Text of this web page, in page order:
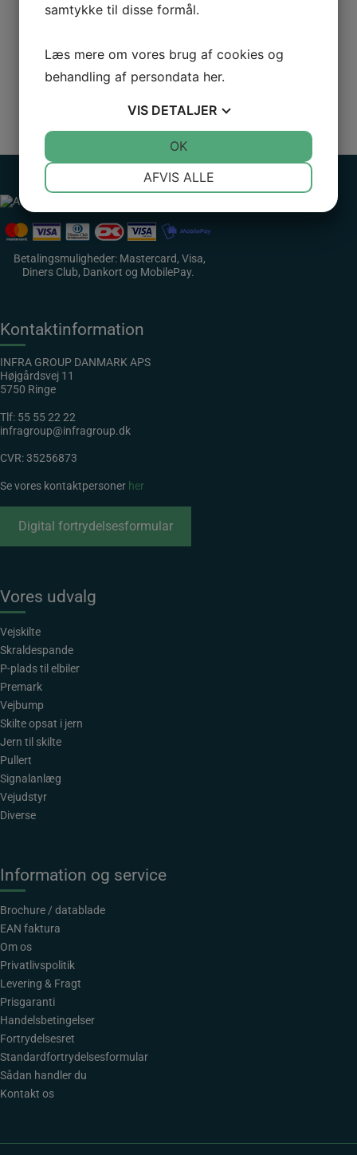
Logo Danske Hospitalsklovne
Betalingsmuligheder: Mastercard, Visa,
Diners Club, Dankort og MobilePay.
Kontaktinformation
INFRA GROUP DANMARK APS
Højgårdsvej 11
5750 Ringe
Tlf: 55 55 22 22
infragroup@infragroup.dk
CVR: 35256873
Se vores kontaktpersoner her
Digital fortrydelsesformular
Vores udvalg
Vejskilte
Skraldespande
P-plads til elbiler
Premark
Vejbump
Skilte opsat i jern
Jern til skilte
Pullert
Signalanlæg
Vejudstyr
Diverse
Information og service
Brochure / datablade
EAN faktura
Om os
Privatlivspolitik
Levering & Fragt
Prisgaranti
Handelsbetingelser
Fortrydelsesret
Standardfortrydelsesformular
Sådan handler du
Kontakt os
samtykke til disse formål.
Læs mere om vores brug af cookies og
behandling af persondata her.
VIS DETALJER
MARKETING
AFVIS ALLE
OK